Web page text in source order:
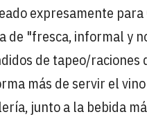
expresamente
de "fresca, informal y
de tapeo/raciones
más de servir el
junto a la bebida